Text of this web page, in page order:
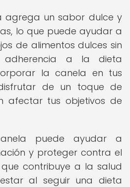
agrega un sabor dulce y
lo que puede ayudar a
de alimentos dulces sin
adherencia a la dieta
la canela en tus
de un toque de
afectar tus objetivos de
puede ayudar a
y proteger contra el
contribuye a la salud
al seguir una dieta